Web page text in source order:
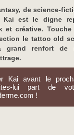
de science-
est le digne
et créative.
le tattoo old
grand renfort de
Kai avant le
lui part de
!